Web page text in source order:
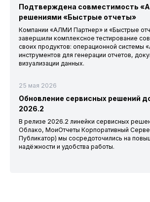
Подтверждена совместимость
решениями «Быстрые отчеты»
Компании «АЛМИ Партнер» и «Быстрые
завершили комплексное тестирование
своих продуктов: операционной системы
инструментов для генерации отчетов,
визуализации данных.
25 мая 2026
Обновление сервисных решений
2026.2
В релизе 2026.2 линейки сервисных
Облако, МоиОтчеты Корпоративный
Публикатор) мы сосредоточились на
надёжности и удобства работы.